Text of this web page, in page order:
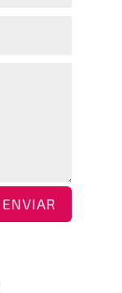
ENVIAR